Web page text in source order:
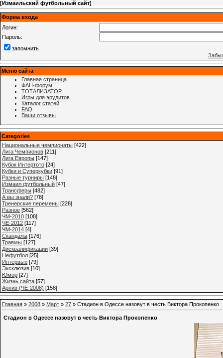
[Измаильский футбольный сайт]
Форма входа
Логин:
Пароль:
запомнить
Меню сайта
Главная страница
ФАН-форум
ТОТАЛИЗАТОР
Игры для эрудитов
Каталог статей
FAQ
Ваши отзывы
Categories
Национальные чемпионаты [422]
Лига Чемпионов [211]
Лига Европы [147]
Кубок Интертото [24]
Кубки и Суперкубки [91]
Разные турниры [148]
Измаил футбольный [47]
Трансферы [482]
А вы знали? [78]
Тренерские перемены [228]
Разное [562]
ЧМ-2010 [108]
ЧЕ-2012 [117]
ЧМ-2014 [4]
Cкандалы [176]
Травмы [127]
Дисквалификации [39]
Нефутбол [25]
Интервью [79]
Эксклюзив [10]
Юмор [27]
Жизнь сайта [57]
Архив (ЧЕ-2008) [158]
Главная » 2008 » Март » 27 » Стадион в Одессе назовут в честь Виктора Прокопенко
Стадион в Одессе назовут в честь Виктора Прокопенко